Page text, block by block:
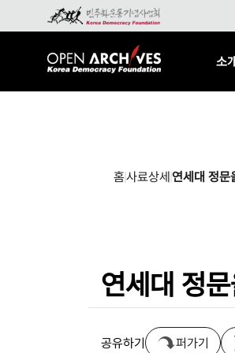
소
홈사료상세연세대 정문
연세대 정
공유하기 퍼가기